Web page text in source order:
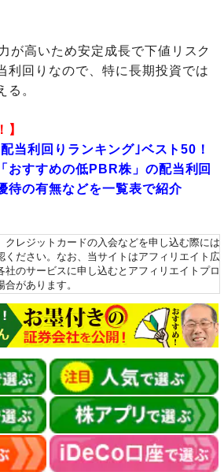
が高いため安定成長で下値リスク
利回りなので、特に長期投資では
る。
】
当利回りランキング｣ベスト50！
おすすめの低PBR株」の配当利回
待の有無などを一覧表で紹介
レジットカードの入会などを申し込む際には
ください。なお、当サイトはアフィリエイト広
社のサービスに申し込むとアフィリエイトプロ
があります。